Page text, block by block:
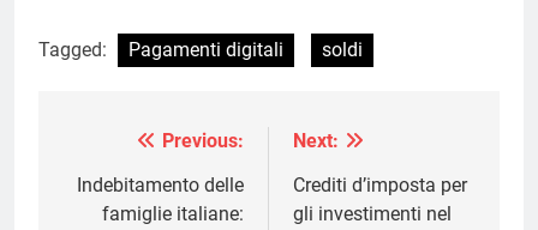
Tagged: Pagamenti digitali soldi
Navigazione
articoli
Previous:
Indebitamento delle
famiglie italiane:
Next:
Crediti d’imposta per
gli investimenti nel